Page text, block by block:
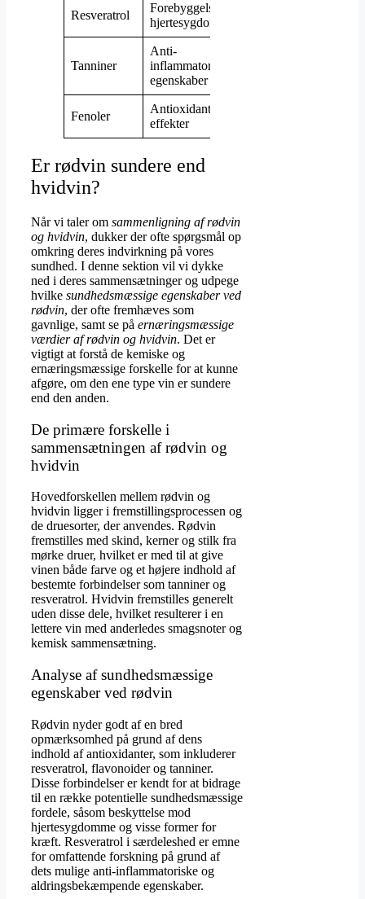
Resveratrol
Forebyggelse af
hjertesygdomme
Tanniner
Anti-
inflammatoriske
egenskaber
Fenoler
Antioxidante
effekter
Er rødvin sundere end
hvidvin?
Når vi taler om sammenligning af rødvin
og hvidvin, dukker der ofte spørgsmål op
omkring deres indvirkning på vores
sundhed. I denne sektion vil vi dykke
ned i deres sammensætninger og udpege
hvilke sundhedsmæssige egenskaber ved
rødvin, der ofte fremhæves som
gavnlige, samt se på ernæringsmæssige
værdier af rødvin og hvidvin. Det er
vigtigt at forstå de kemiske og
ernæringsmæssige forskelle for at kunne
afgøre, om den ene type vin er sundere
end den anden.
De primære forskelle i
sammensætningen af rødvin og
hvidvin
Hovedforskellen mellem rødvin og
hvidvin ligger i fremstillingsprocessen og
de druesorter, der anvendes. Rødvin
fremstilles med skind, kerner og stilk fra
mørke druer, hvilket er med til at give
vinen både farve og et højere indhold af
bestemte forbindelser som tanniner og
resveratrol. Hvidvin fremstilles generelt
uden disse dele, hvilket resulterer i en
lettere vin med anderledes smagsnoter og
kemisk sammensætning.
Analyse af sundhedsmæssige
egenskaber ved rødvin
Rødvin nyder godt af en bred
opmærksomhed på grund af dens
indhold af antioxidanter, som inkluderer
resveratrol, flavonoider og tanniner.
Disse forbindelser er kendt for at bidrage
til en række potentielle sundhedsmæssige
fordele, såsom beskyttelse mod
hjertesygdomme og visse former for
kræft. Resveratrol i særdeleshed er emne
for omfattende forskning på grund af
dets mulige anti-inflammatoriske og
aldringsbekæmpende egenskaber.